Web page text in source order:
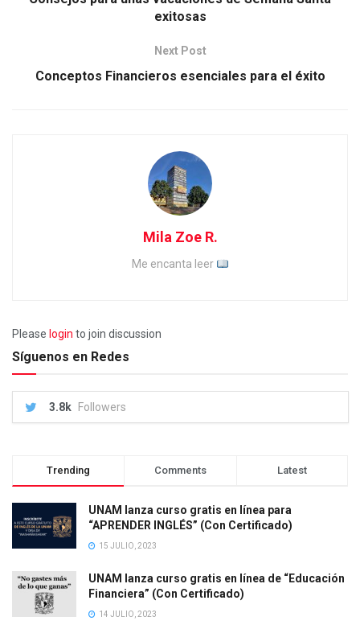
exitosas
Next Post
Conceptos Financieros esenciales para el éxito
Mila Zoe R.
Me encanta leer
Please login to join discussion
Síguenos en Redes
3.8k Followers
Trending Comments Latest
UNAM lanza curso gratis en línea para
“APRENDER INGLÉS” (Con Certificado)
15 JULIO, 2023
UNAM lanza curso gratis en línea de “Educación
Financiera” (Con Certificado)
14 JULIO, 2023